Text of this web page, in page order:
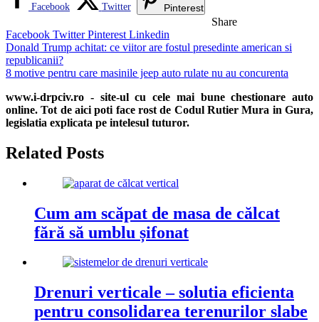
Facebook Twitter Pinterest
Share
Facebook TwitterPinterest Linkedin
Navigare
în
articole
Donald Trump achitat: ce viitor are fostul presedinte american si
republicanii?
8 motive pentru care masinile jeep auto rulate nu au concurenta
www.i-drpciv.ro - site-ul cu cele mai bune chestionare auto
online. Tot de aici poti face rost de Codul Rutier Mura in Gura,
legislatia explicata pe intelesul tuturor.
Related Posts
Cum am scăpat de masa de călcat
fără să umblu șifonat
Drenuri verticale – solutia eficienta
pentru consolidarea terenurilor slabe